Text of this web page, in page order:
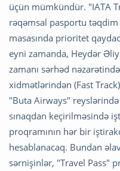
üçün mümkündür. "IATA
rəqəmsal pasportu
masasında prioritet
eyni zamanda, Heydər
zamanı sərhəd
xidmətlərindən (Fast
"Buta Airways"
sınaqdan keçirilməsində
proqramının hər bir
hesablanacaq. Bundan
sərnişinlər, "Travel Pass"